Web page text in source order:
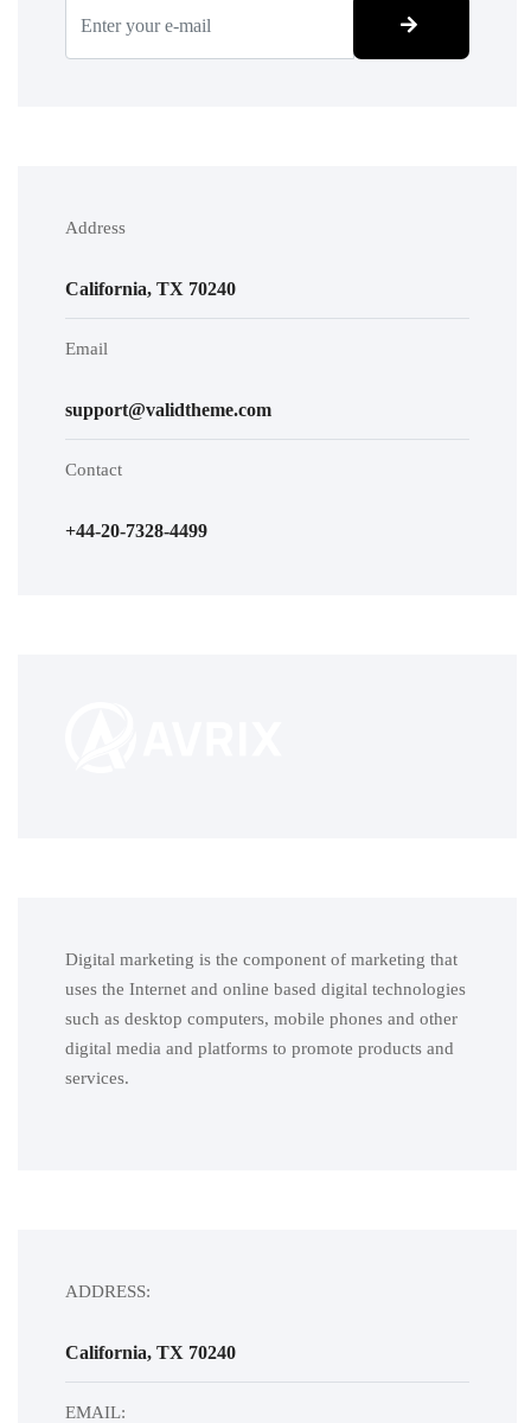
Address
California, TX 70240
Email
support@validtheme.com
Contact
+44-20-7328-4499
Digital marketing is the component of marketing that
uses the Internet and online based digital technologies
such as desktop computers, mobile phones and other
digital media and platforms to promote products and
services.
ADDRESS:
California, TX 70240
EMAIL: